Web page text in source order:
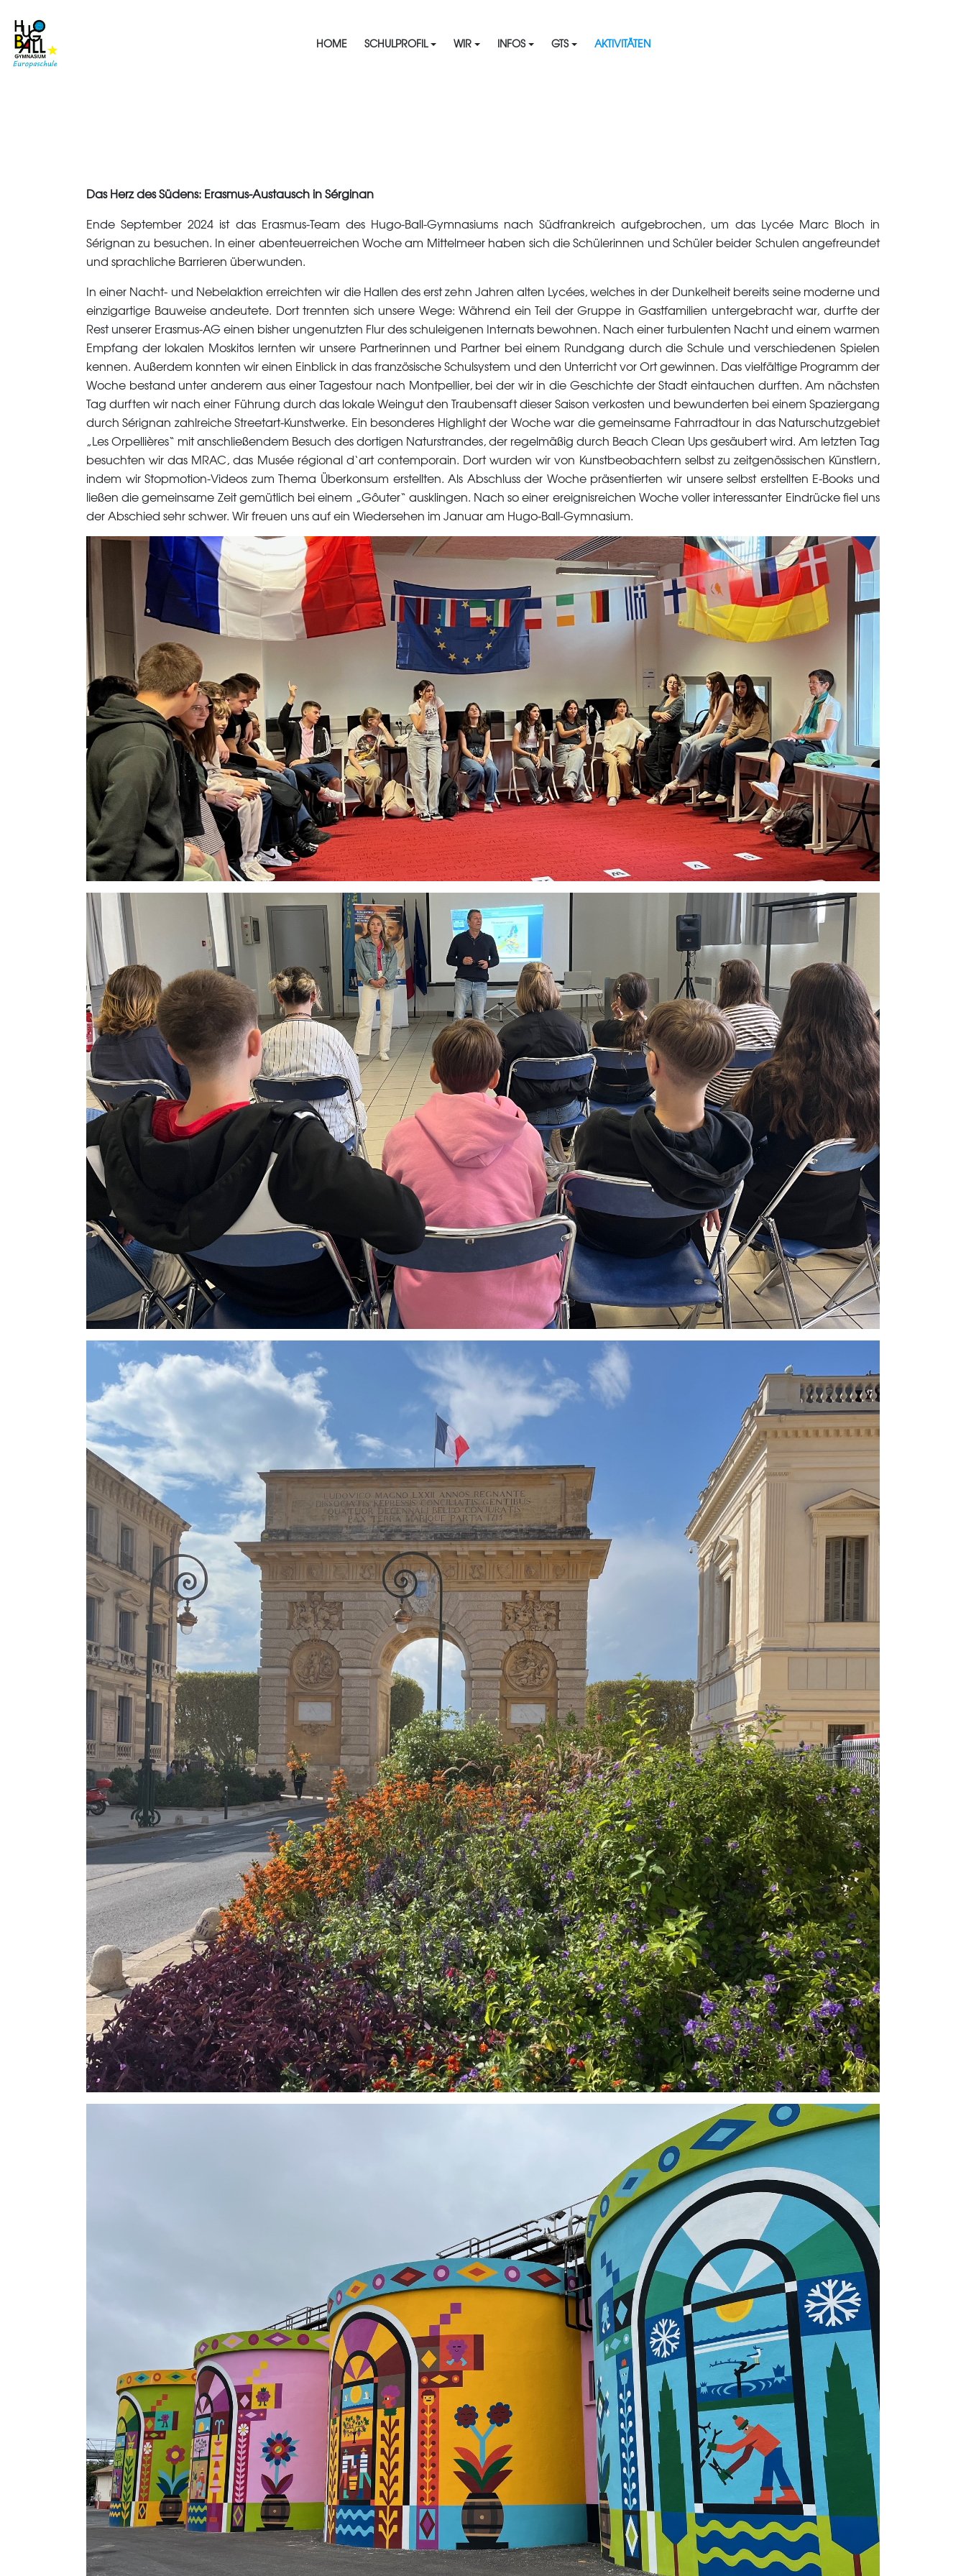
HOME SCHULPROFIL WIR INFOS GTS AKTIVITÄTEN
Das Herz des Südens: Erasmus-Austausch in Sérginan
Ende September 2024 ist das Erasmus-Team des Hugo-Ball-Gymnasiums nach Südfrankreich aufgebrochen, um das Lycée Marc Bloch in
Sérignan zu besuchen. In einer abenteuerreichen Woche am Mittelmeer haben sich die Schülerinnen und Schüler beider Schulen angefreundet
und sprachliche Barrieren überwunden.
In einer Nacht- und Nebelaktion erreichten wir die Hallen des erst zehn Jahren alten Lycées, welches in der Dunkelheit bereits seine moderne und
einzigartige Bauweise andeutete. Dort trennten sich unsere Wege: Während ein Teil der Gruppe in Gastfamilien untergebracht war, durfte der
Rest unserer Erasmus-AG einen bisher ungenutzten Flur des schuleigenen Internats bewohnen. Nach einer turbulenten Nacht und einem warmen
Empfang der lokalen Moskitos lernten wir unsere Partnerinnen und Partner bei einem Rundgang durch die Schule und verschiedenen Spielen
kennen. Außerdem konnten wir einen Einblick in das französische Schulsystem und den Unterricht vor Ort gewinnen. Das vielfältige Programm der
Woche bestand unter anderem aus einer Tagestour nach Montpellier, bei der wir in die Geschichte der Stadt eintauchen durften. Am nächsten
Tag durften wir nach einer Führung durch das lokale Weingut den Traubensaft dieser Saison verkosten und bewunderten bei einem Spaziergang
durch Sérignan zahlreiche Streetart-Kunstwerke. Ein besonderes Highlight der Woche war die gemeinsame Fahrradtour in das Naturschutzgebiet
„Les Orpellières“ mit anschließendem Besuch des dortigen Naturstrandes, der regelmäßig durch Beach Clean Ups gesäubert wird. Am letzten Tag
besuchten wir das MRAC, das Musée régional d‘art contemporain. Dort wurden wir von Kunstbeobachtern selbst zu zeitgenössischen Künstlern,
indem wir Stopmotion-Videos zum Thema Überkonsum erstellten. Als Abschluss der Woche präsentierten wir unsere selbst erstellten E-Books und
ließen die gemeinsame Zeit gemütlich bei einem „Gôuter“ ausklingen. Nach so einer ereignisreichen Woche voller interessanter Eindrücke fiel uns
der Abschied sehr schwer. Wir freuen uns auf ein Wiedersehen im Januar am Hugo-Ball-Gymnasium.